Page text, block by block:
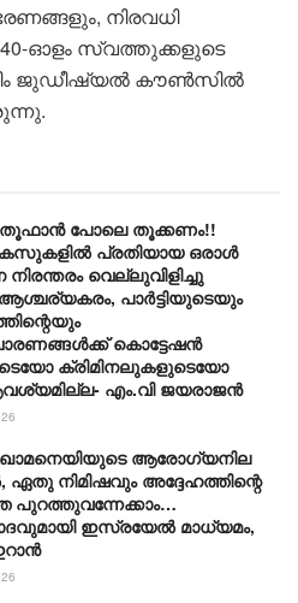
നിരവധി
ഓളം സ്വത്തുക്കളുടെ
ജുഡീഷ്യൽ കൗൺസിൽ
തൂഫാൻ പോലെ തൂക്കണം!!
പ്രതിയായ ഒരാൾ
വെല്ലുവിളിച്ചു
പാർട്ടിയുടെയും
കൊട്ടേഷൻ
ക്രിമിനലുകളുടെയോ
എം.വി ജയരാജൻ
ആരോ​ഗ്യനില
നിമിഷവും അദ്ദേഹത്തിന്റെ
പുറത്തുവന്നേക്കാം…
ഇസ്രയേൽ മാധ്യമം,